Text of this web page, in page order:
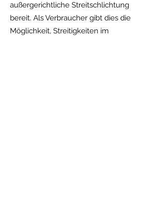
außergerichtliche Streitschlichtung
bereit. Als Verbraucher gibt dies die
Möglichkeit, Streitigkeiten im